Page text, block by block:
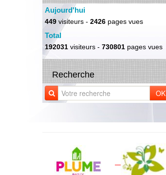
Aujourd'hui
449 visiteurs - 2426 pages vues
Total
192031 visiteurs - 730801 pages vues
Recherche
OK